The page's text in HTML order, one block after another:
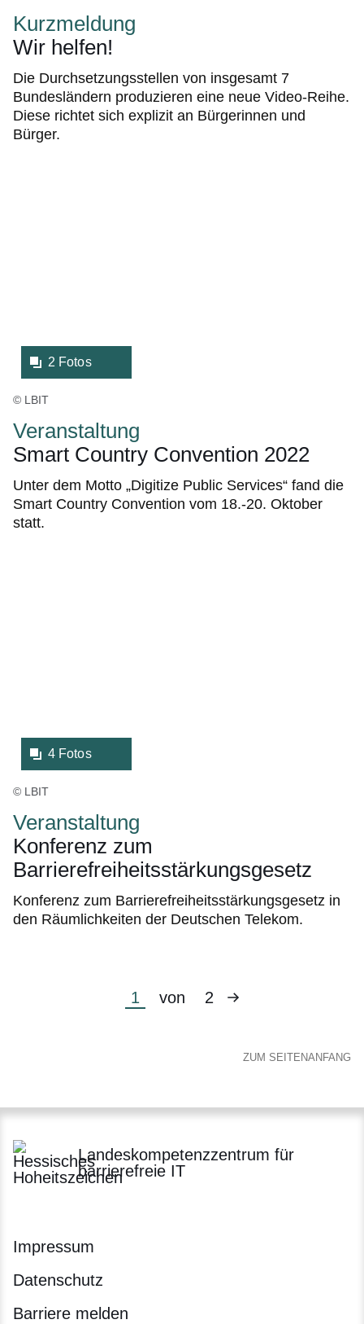
Kurzmeldung
Wir helfen!
Die Durchsetzungsstellen von insgesamt 7
Bundesländern produzieren eine neue Video-Reihe.
Diese richtet sich explizit an Bürgerinnen und
Bürger.
2 Fotos
© LBIT
Veranstaltung
Smart Country Convention 2022
Unter dem Motto „Digitize Public Services“ fand die
Smart Country Convention vom 18.-20. Oktober
statt.
4 Fotos
© LBIT
Veranstaltung
Konferenz zum
Barrierefreiheitsstärkungsgesetz
Konferenz zum Barrierefreiheitsstärkungsgesetz in
den Räumlichkeiten der Deutschen Telekom.
Aktuelle
1 von 2
Nächste
ZUM SEITENANFANG
Landeskompetenzzentrum für
barrierefreie IT
Impressum
Datenschutz
Barriere melden